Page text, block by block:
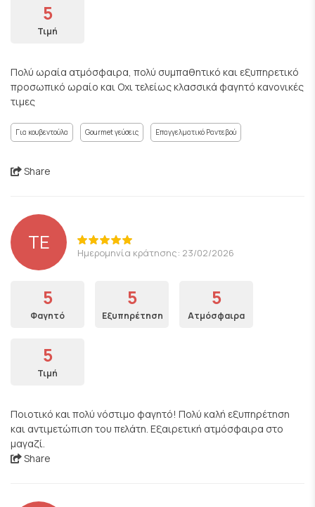
5
Τιμή
Πολύ ωραία ατμόσφαιρα, πολύ συμπαθητικό και εξυπηρετικό
προσωπικό ωραίο και Οχι τελείως κλασσικά φαγητό κανονικές
τιμες
Για κουβεντούλα Gourmet γεύσεις Επαγγελματικό Ραντεβού
Share
TE Ημερομηνία κράτησης: 23/02/2026
5
Φαγητό
5
Εξυπηρέτηση
5
Ατμόσφαιρα
5
Τιμή
Ποιοτικό και πολύ νόστιμο φαγητό! Πολύ καλή εξυπηρέτηση
και αντιμετώπιση του πελάτη. Εξαιρετική ατμόσφαιρα στο
μαγαζί.
Share